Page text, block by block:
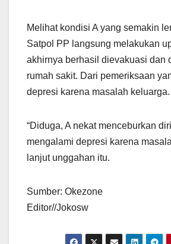
Melihat kondisi A yang semakin
Satpol PP langsung melakukan
akhirnya berhasil dievakuasi dan
rumah sakit. Dari pemeriksaan
depresi karena masalah keluarga.
“Diduga, A nekat menceburkan
mengalami depresi karena
lanjut unggahan itu.
Sumber: Okezone
Editor//Jokosw